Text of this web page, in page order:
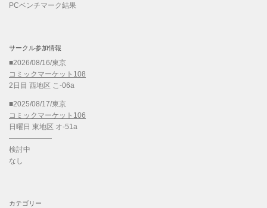
PCベンチマーク結果
サークル参加情報
■2026/08/16/東京
コミックマーケット108
2日目 西地区 こ-06a
■2025/08/17/東京
コミックマーケット106
日曜日 東地区 オ-51a
——————
検討中
なし
カテゴリー